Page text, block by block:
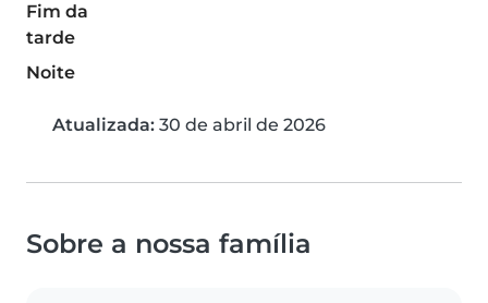
Fim da
tarde
Noite
Atualizada: 30 de abril de 2026
Sobre a nossa família